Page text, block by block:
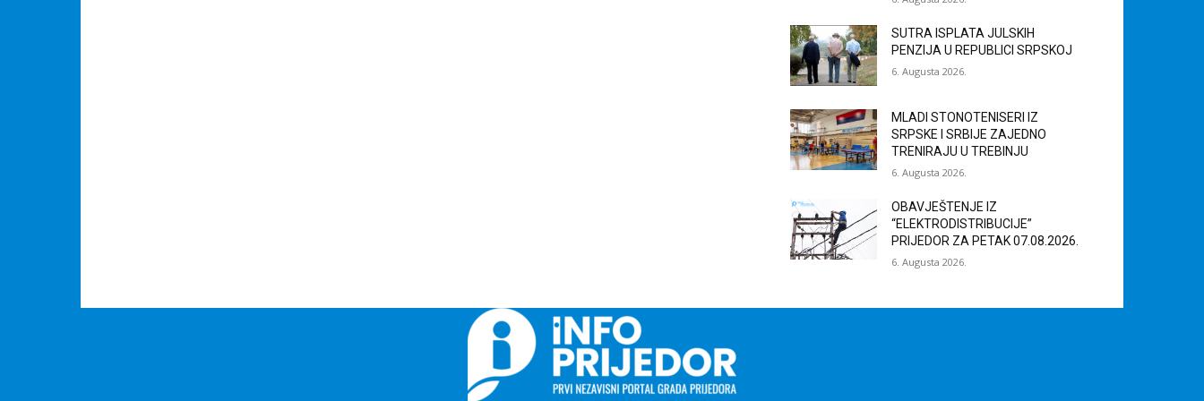
SUTRA ISPLATA JULSKIH
PENZIJA U REPUBLICI SRPSKOJ
6. Augusta 2026.
MLADI STONOTENISERI IZ
SRPSKE I SRBIJE ZAJEDNO
TRENIRAJU U TREBINJU
6. Augusta 2026.
OBAVJEŠTENJE IZ
“ELEKTRODISTRIBUCIJE”
PRIJEDOR ZA PETAK 07.08.2026.
6. Augusta 2026.